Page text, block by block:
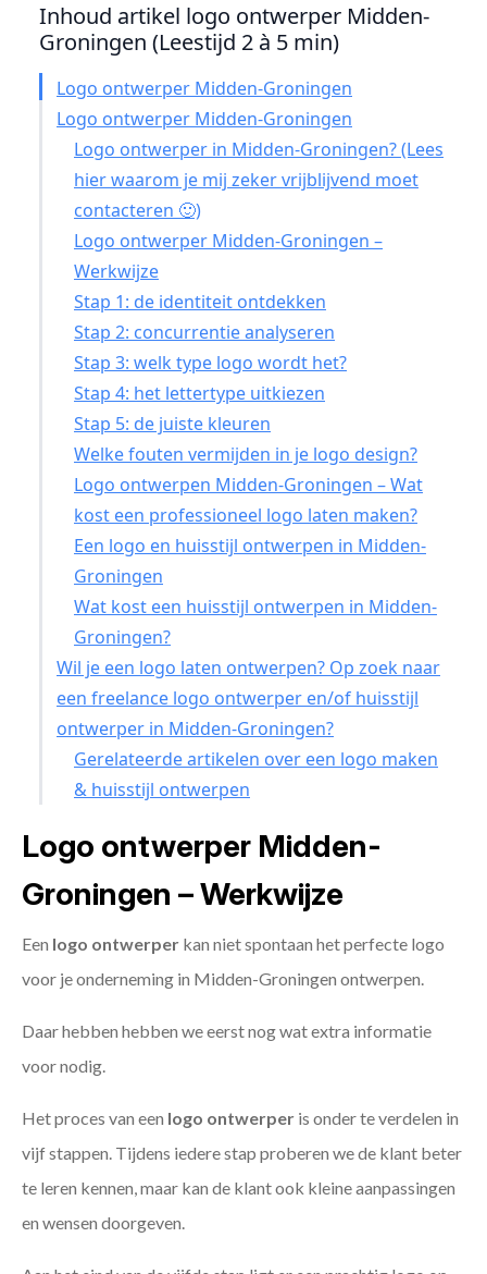
Inhoud artikel logo ontwerper Midden-
Groningen (Leestijd 2 à 5 min)
Logo ontwerper Midden-Groningen
Logo ontwerper Midden-Groningen
Logo ontwerper in Midden-Groningen? (Lees
hier waarom je mij zeker vrijblijvend moet
contacteren 🙂)
Logo ontwerper Midden-Groningen –
Werkwijze
Stap 1: de identiteit ontdekken
Stap 2: concurrentie analyseren
Stap 3: welk type logo wordt het?
Stap 4: het lettertype uitkiezen
Stap 5: de juiste kleuren
Welke fouten vermijden in je logo design?
Logo ontwerpen Midden-Groningen – Wat
kost een professioneel logo laten maken?
Een logo en huisstijl ontwerpen in Midden-
Groningen
Wat kost een huisstijl ontwerpen in Midden-
Groningen?
Wil je een logo laten ontwerpen? Op zoek naar
een freelance logo ontwerper en/of huisstijl
ontwerper in Midden-Groningen?
Gerelateerde artikelen over een logo maken
& huisstijl ontwerpen
Logo ontwerper Midden-
Groningen – Werkwijze
Een logo ontwerper kan niet spontaan het perfecte logo
voor je onderneming in Midden-Groningen ontwerpen.
Daar hebben hebben we eerst nog wat extra informatie
voor nodig.
Het proces van een logo ontwerper is onder te verdelen in
vijf stappen. Tijdens iedere stap proberen we de klant beter
te leren kennen, maar kan de klant ook kleine aanpassingen
en wensen doorgeven.